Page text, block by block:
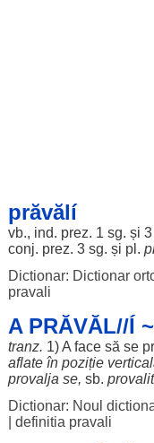
prăvălí
vb., ind. prez. 1 sg. și
conj. prez. 3 sg. și pl.
Dictionar: Dictionar
pravali
A PRĂVĂL//Í
tranz. 1) A facesă se
aflateîn poziție
provalja se, sb.
Dictionar: Noul
definitia pravali